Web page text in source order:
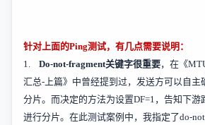
针对上面的Ping测试，有几点需要说明：
1.
Do-not-fragment关键字很重要，在《
汇总- 上篇》中曾经提到过，发送方可以自
分片。而决定的方法为设置DF=1 ，告知下游
进行分片。在此测试案例中，我指定了do-